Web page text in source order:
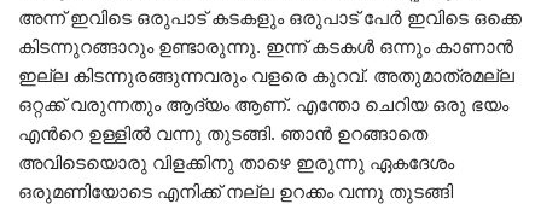
അന്ന് ഇവിടെ ഒരുപാട് കടകളും ഒരുപാട് പേര്‍ ഇവിടെ ഒക്കെ
കിടന്നുറങ്ങാറും ഉണ്ടാരുന്നു. ഇന്ന് കടകള്‍ ഒന്നും കാണാന്‍
ഇല്ല കിടന്നുരങ്ങുന്നവരും വളരെ കുറവ്. അതുമാത്രമല്ല
ഒറ്റക്ക് വരുന്നതും ആദ്യം ആണ്. എന്തോ ചെറിയ ഒരു ഭയം
എന്‍റെ ഉള്ളില്‍ വന്നു തുടങ്ങി. ഞാന്‍ ഉറങ്ങാതെ
അവിടെയൊരു വിളക്കിനു താഴെ ഇരുന്നു ഏകദേശം
ഒരുമണിയോടെ എനിക്ക് നല്ല ഉറക്കം വന്നു തുടങ്ങി